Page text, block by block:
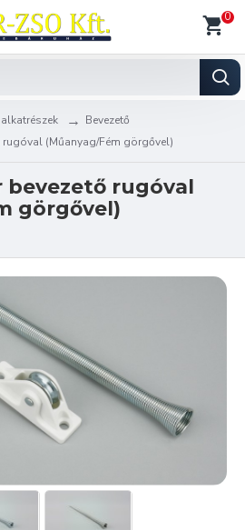
0
Bevezető
rugóval (Műanyag/Fém görgővel)
bevezető rugóval
görgővel)